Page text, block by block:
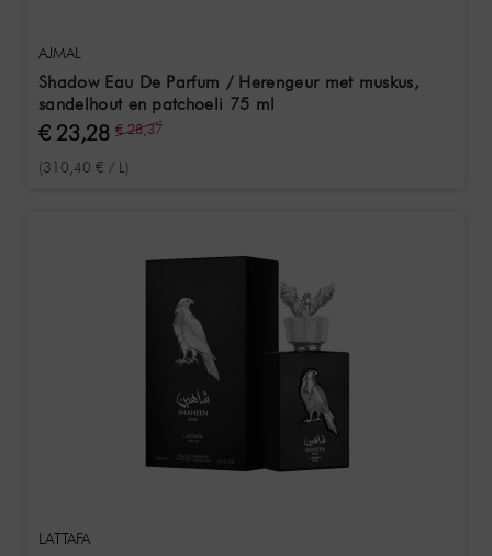
AJMAL
Shadow Eau De Parfum / Herengeur met muskus,
sandelhout en patchoeli 75 ml
€ 23,28 € 28,37
(310,40 € / L)
LATTAFA